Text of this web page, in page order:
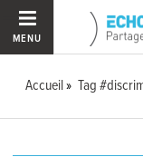
MENU
Accueil Tag